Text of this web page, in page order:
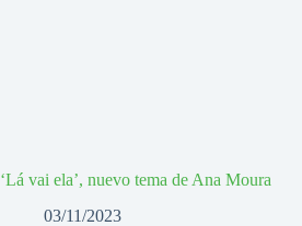
‘Lá vai ela’, nuevo tema de Ana Moura
03/11/2023